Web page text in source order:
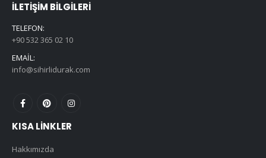
İLETIŞIM BILGILERI
TELEFON:
+90 532 365 02 10
EMAIL:
info@sihirlidurak.com
KISA LINKLER
Hakkımızda